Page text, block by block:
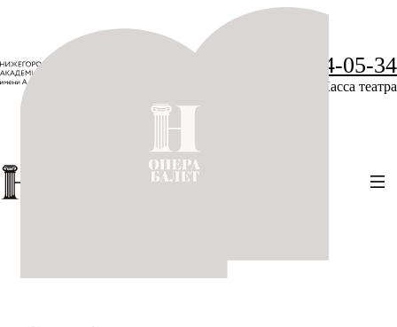
+7 (831) 234-05-34
Касса театра